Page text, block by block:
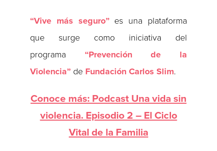
“Vive más seguro”es una plataforma
que surge como iniciativa del
programa “Prevención de la
Violencia” de Fundación Carlos Slim.
Conoce más: Podcast Una vida sin
violencia. Episodio 2 – El Ciclo
Vital de la Familia